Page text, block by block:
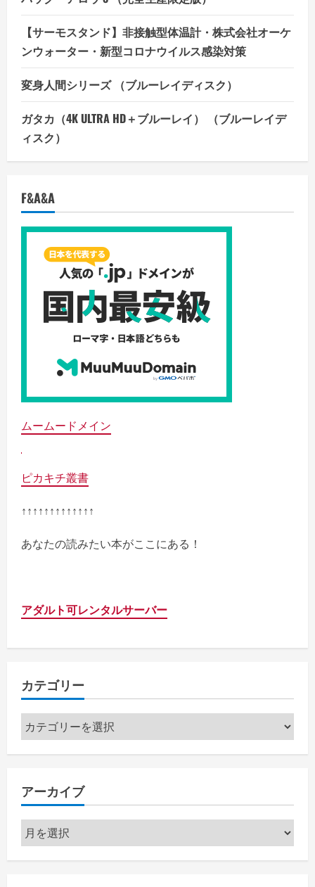
【サーモスタンド】非接触型体温計・株式会社オーケ
ンウォーター・新型コロナウイルス感染対策
変身人間シリーズ （ブルーレイディスク）
ガタカ（4K ULTRA HD＋ブルーレイ） （ブルーレイデ
ィスク）
F&A&A
ムームードメイン
ピカキチ叢書
↑↑↑↑↑↑↑↑↑↑↑↑↑
あなたの読みたい本がここにある！
アダルト可レンタルサーバー
カテゴリー
カ
テ
ー
アーカイブ
ア
ー